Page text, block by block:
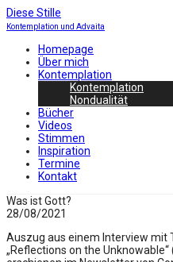
Diese Stille
Kontemplation und Advaita
Homepage
Über mich
Kontemplation
Kontemplation
Nondualität
Bücher
Videos
Stimmen
Inspiration
Termine
Kontakt
Was ist Gott?
28/08/2021
Auszug aus einem Interview mit
„Reflections on the